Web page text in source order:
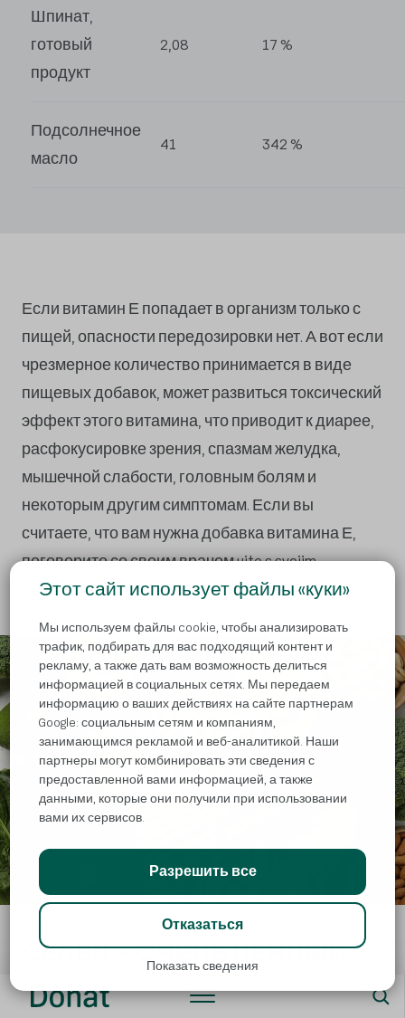
Этот сайт использует файлы «куки»
Мы используем файлы cookie, чтобы анализировать
трафик, подбирать для вас подходящий контент и
рекламу, а также дать вам возможность делиться
информацией в социальных сетях. Мы передаем
информацию о ваших действиях на сайте партнерам
Google: социальным сетям и компаниям,
занимающимся рекламой и веб-аналитикой. Наши
партнеры могут комбинировать эти сведения с
предоставленной вами информацией, а также
данными, которые они получили при использовании
вами их сервисов.
Разрешить все
Отказаться
Показать сведения
Шпинат,
готовый
продукт
2,08 17 %
Подсолнечное
масло
41 342 %
Если витамин Е попадает в организм только с
пищей, опасности передозировки нет. А вот если
чрезмерное количество принимается в виде
пищевых добавок, может развиться токсический
эффект этого витамина, что приводит к диарее,
расфокусировке зрения, спазмам желудка,
мышечной слабости, головным болям и
некоторым другим симптомам. Если вы
считаете, что вам нужна добавка витамина Е,
поговорите со своим врачом.ujte s svojim
zdravnikom.
СЕЛЕН – ОЧЕНЬ ЦЕННЫЙ
МИКРОЭЛЕМЕНТ